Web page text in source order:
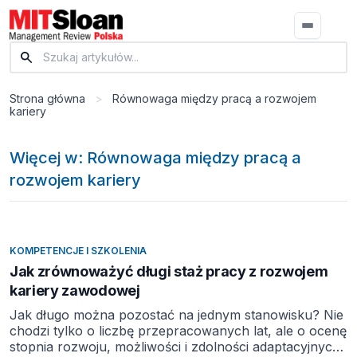
Strona główna >
Równowaga między pracą a rozwojem
kariery
Więcej w: Równowaga między pracą a
rozwojem kariery
KOMPETENCJE I SZKOLENIA
Jak zrównoważyć długi staż pracy z rozwojem
kariery zawodowej
Jak długo można pozostać na jednym stanowisku? Nie
chodzi tylko o liczbę przepracowanych lat, ale o ocenę
stopnia rozwoju, możliwości i zdolności adaptacyjnych.